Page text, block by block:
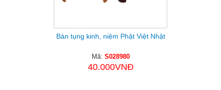
Bàn tụng kinh, niệm Phật Việt Nhật
Mã: S028980
40.000VNĐ